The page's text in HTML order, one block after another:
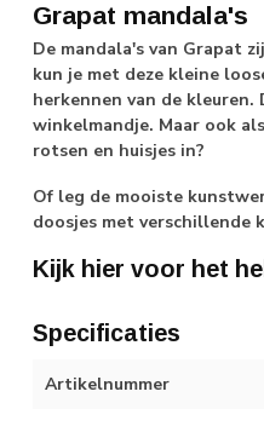
Grapat mandala's
De mandala's van Grapat
kun je met deze kleine
herkennen van de
winkelmandje. Maar ook
rotsen en huisjes in?
Of leg de mooiste
doosjes met verschillende
Kijk hier voor het
Specificaties
Artikelnummer